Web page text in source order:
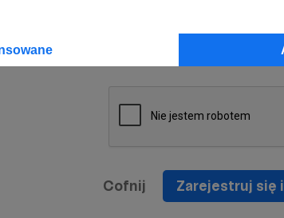
na
informacji handlowych - newslettera.
Cofnij Zarejestruj się